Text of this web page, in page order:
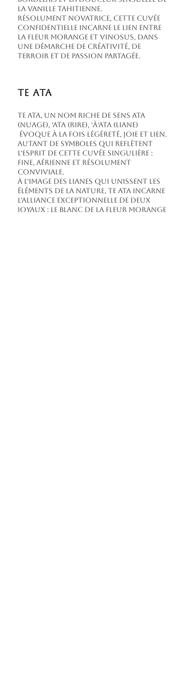
la vanille tahitienne.
Résolument novatrice, cette cuvée
confidentielle incarne le lien entre
La Fleur Morange et Vinosus, dans
une démarche de créativité, de
terroir et de passion partagée.
Te Ata
Te Ata, un nom riche de sens Ata
(nuage), ‘Ata (rire), ‘Ā‘ata (liane)
évoque à la fois légèreté, joie et lien.
Autant de symboles qui reflètent
l’esprit de cette cuvée singulière :
fine, aérienne et résolument
conviviale.
À l’image des lianes qui unissent les
éléments de la nature, Te Ata incarne
l’alliance exceptionnelle de deux
joyaux : le blanc de La Fleur Morange